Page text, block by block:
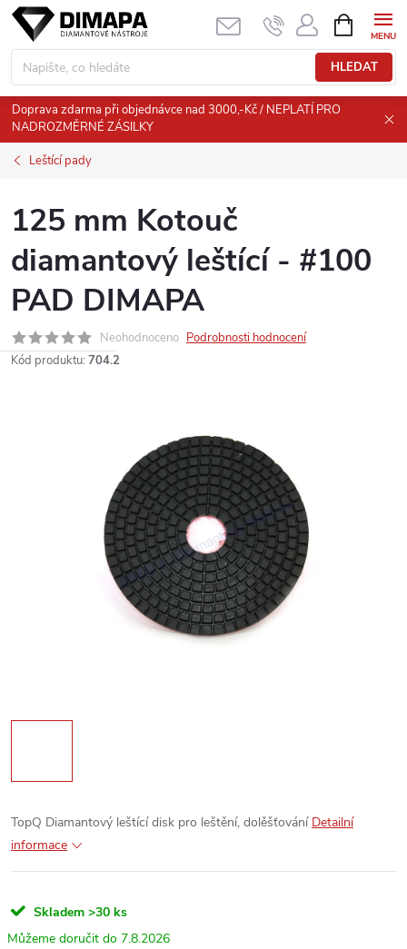
Přejít
obsah
HLEDAT
NÁKUPNÍ
KOŠÍK
Doprava zdarma při objednávce nad 3000,-Kč / NEPLATÍ PRO
NADROZMĚRNÉ ZÁSILKY
Leštící pady
125 mm Kotouč
diamantový leštící - #100
PAD DIMAPA
Neohodnoceno Podrobnosti hodnocení
Kód produktu: 704.2
TopQ Diamantový leštící disk pro leštění, dolěšťování Detailní
informace
Skladem >30 ks
7.8.2026